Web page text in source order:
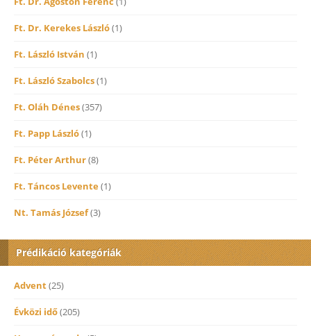
Ft. Dr. Kerekes László(1)
Ft. László István (1)
Ft. László Szabolcs(1)
Ft. Oláh Dénes(357)
Ft. Papp László(1)
Ft. Péter Arthur(8)
Ft. Táncos Levente(1)
Nt. Tamás József(3)
Prédikáció kategóriák
Advent(25)
Évközi idő(205)